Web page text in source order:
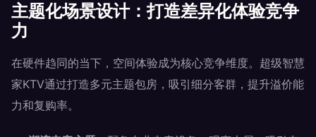
主题化场景设计：打造差异化体验竞争
力
在硬件趋同的当下，空间体验成为核心竞争维度。超级智慧
家KTV通过打造多元主题包房，吸引细分客群，提升溢价能
力和复购率。